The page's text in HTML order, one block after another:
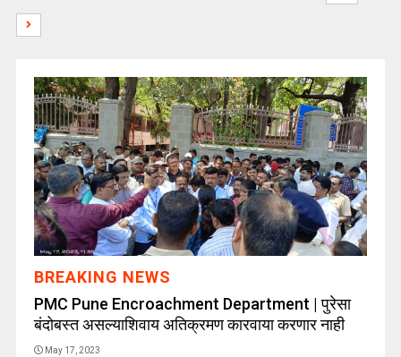
BREAKING NEWS
PMC Pune Encroachment Department | पुरेसा
बंदोबस्त असल्याशिवाय अतिक्रमण कारवाया करणार नाही
May 17, 2023